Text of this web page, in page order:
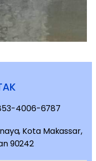
4006-6787
Kota Makassar,
90242